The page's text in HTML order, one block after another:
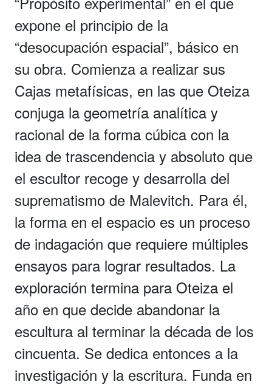
expone el principio de la
“desocupación espacial”, básico en
su obra. Comienza a realizar sus
Cajas metafísicas, en las que Oteiza
conjuga la geometría analítica y
racional de la forma cúbica con la
idea de trascendencia y absoluto que
el escultor recoge y desarrolla del
suprematismo de Malevitch. Para él,
la forma en el espacio es un proceso
de indagación que requiere múltiples
ensayos para lograr resultados. La
exploración termina para Oteiza el
año en que decide abandonar la
escultura al terminar la década de los
cincuenta. Se dedica entonces a la
investigación y la escritura. Funda en